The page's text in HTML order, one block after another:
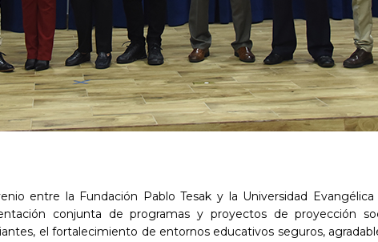
entre la Fundación Pablo Tesak y la Universidad
conjunta de programas y proyectos de proyección
el fortalecimiento de entornos educativos seguros,